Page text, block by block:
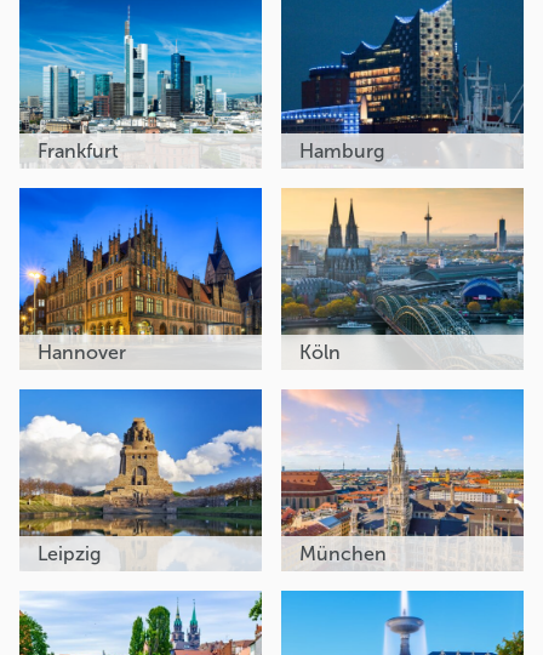
Frankfurt Hamburg
Hannover Köln
Leipzig München